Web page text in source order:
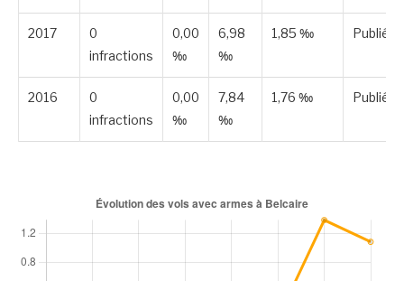
2017
0
infractions
0,00
‰
6,98
‰
1,85 ‰ Publiée
2016
0
infractions
0,00
‰
7,84
‰
1,76 ‰ Publiée